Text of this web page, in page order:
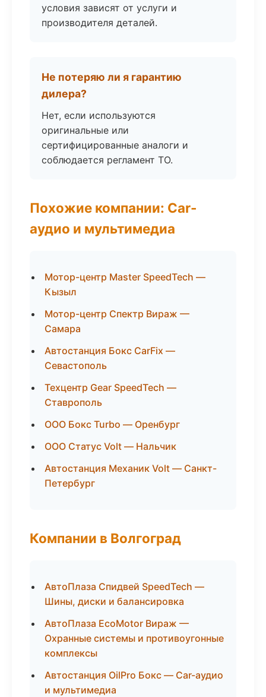
условия зависят от услуги и
производителя деталей.
Не потеряю ли я гарантию
дилера?
Нет, если используются
оригинальные или
сертифицированные аналоги и
соблюдается регламент ТО.
Похожие компании: Car-
аудио и мультимедиа
Мотор-центр Master SpeedTech —
Кызыл
Мотор-центр Спектр Вираж —
Самара
Автостанция Бокс CarFix —
Севастополь
Техцентр Gear SpeedTech —
Ставрополь
ООО Бокс Turbo — Оренбург
ООО Статус Volt — Нальчик
Автостанция Механик Volt — Санкт-
Петербург
Компании в Волгоград
АвтоПлаза Спидвей SpeedTech —
Шины, диски и балансировка
АвтоПлаза EcoMotor Вираж —
Охранные системы и противоугонные
комплексы
Автостанция OilPro Бокс — Car-аудио
и мультимедиа